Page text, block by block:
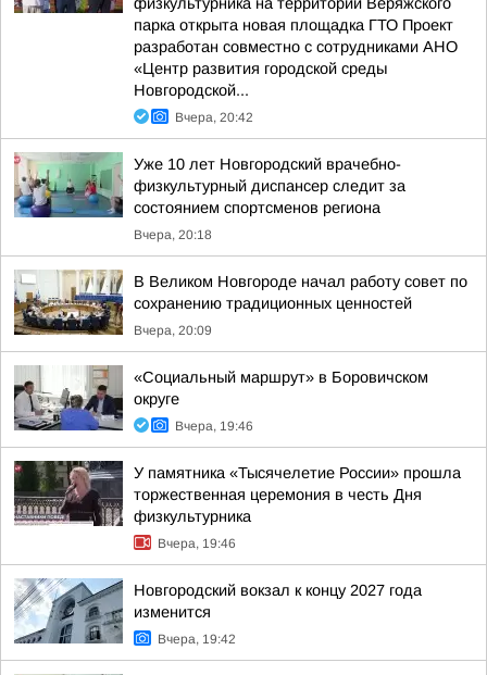
парка открыта новая площадка ГТО Проект
разработан совместно с сотрудниками АНО
«Центр развития городской среды
Новгородской...
Вчера, 20:42
Уже 10 лет Новгородский врачебно-
физкультурный диспансер следит за
состоянием спортсменов региона
Вчера, 20:18
В Великом Новгороде начал работу совет по
сохранению традиционных ценностей
Вчера, 20:09
«Социальный маршрут» в Боровичском
округе
Вчера, 19:46
У памятника «Тысячелетие России» прошла
торжественная церемония в честь Дня
физкультурника
Вчера, 19:46
Новгородский вокзал к концу 2027 года
изменится
Вчера, 19:42